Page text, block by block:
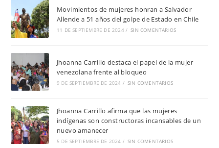
Movimientos de mujeres honran a Salvador
Allende a 51 años del golpe de Estado en Chile
11 DE SEPTIEMBRE DE 2024 / SIN COMENTARIOS
Jhoanna Carrillo destaca el papel de la mujer
venezolana frente al bloqueo
9 DE SEPTIEMBRE DE 2024 / SIN COMENTARIOS
Jhoanna Carrillo afirma que las mujeres
indígenas son constructoras incansables de un
nuevo amanecer
5 DE SEPTIEMBRE DE 2024 / SIN COMENTARIOS